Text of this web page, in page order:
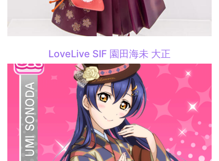
LoveLive SIF 園田海未 大正